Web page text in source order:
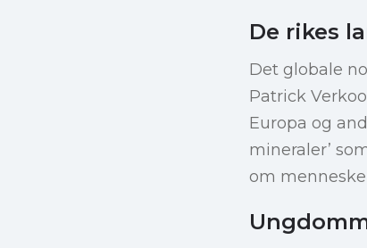
De rikes
Det globale
Patrick
Europa og
mineraler’
om